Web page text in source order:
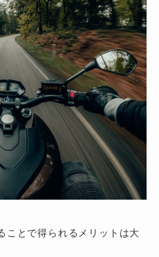
ことで得られるメリットは大